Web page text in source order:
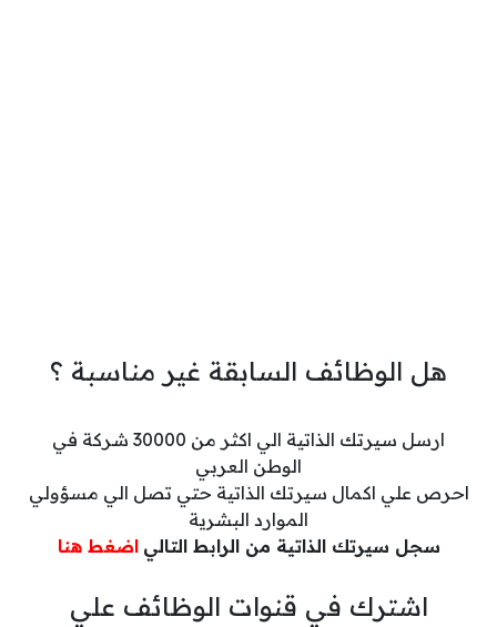
هل الوظائف السابقة غير مناسبة ؟
ارسل سيرتك الذاتية الي اكثر من 30000 شركة في
الوطن العربي
احرص علي اكمال سيرتك الذاتية حتي تصل الي مسؤولي
الموارد البشرية
سجل سيرتك الذاتية من الرابط التالي اضغط هنا
اشترك في قنوات الوظائف علي